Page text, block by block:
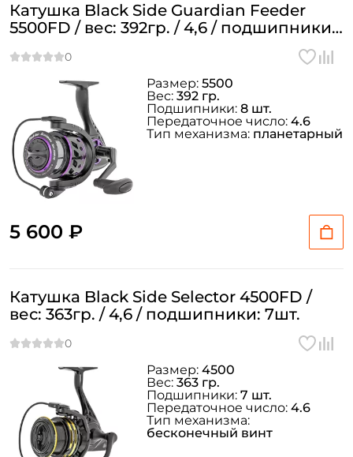
Катушка Black Side Guardian Feeder
5500FD / вес: 392гр. / 4,6 / подшипники:
5 600 ₽
Размер: 5500
Вес: 392 гр.
Подшипники: 8 шт.
Передаточное число: 4.6
Тип механизма: планетарный
Катушка Black Side Selector 4500FD /
вес: 363гр. / 4,6 / подшипники: 7шт.
Размер: 4500
Вес: 363 гр.
Подшипники: 7 шт.
Передаточное число: 4.6
Тип механизма:
бесконечный винт
Создать аккаунт
Email: *
Номер телефона: *